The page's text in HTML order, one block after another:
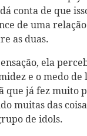
conta de que
de uma
as duas.
ela
e o medo de
que já fez muito
muitas das
de idols.